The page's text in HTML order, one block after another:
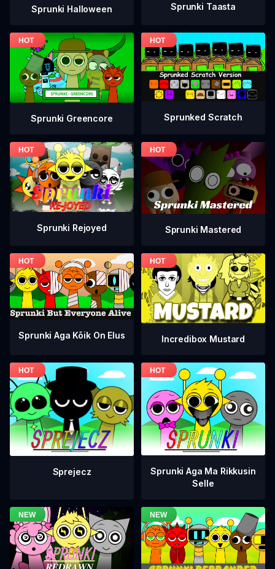
Sprunki Halloween Sprunki Taasta
Sprunki Greencore Sprunked Scratch
Sprunki Rejoyed Sprunki Mastered
Sprunki Aga Kõik On Elus Incredibox Mustard
Sprejecz
Sprunki Aga Ma Rikkusin
Selle